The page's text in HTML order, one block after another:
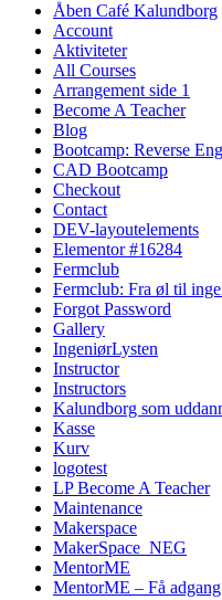
Åben Café Kalundborg
Account
Aktiviteter
All Courses
Arrangement side 1
Become A Teacher
Blog
Bootcamp: Reverse
CAD Bootcamp
Checkout
Contact
DEV-layoutelements
Elementor #16284
Fermclub
Fermclub: Fra øl til
Forgot Password
Gallery
IngeniørLysten
Instructor
Instructors
Kalundborg som
Kasse
Kurv
logotest
LP Become A Teacher
Maintenance
Makerspace
MakerSpace_NEG
MentorME
MentorME – Få